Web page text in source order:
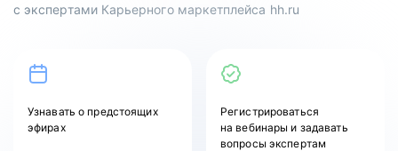
с экспертами Карьерного маркетплейса hh.ru
Узнаватьо предстоящих
эфирах
Регистрироваться
на вебинары и задавать
вопросы экспертам